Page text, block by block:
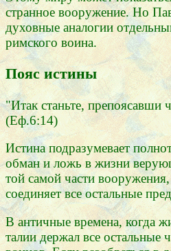
странное вооружение. Но
духовные аналогии
римского воина.
Пояс истины
"Итак станьте, препоясавши
(Еф.6:14)
Истина подразумевает
обман и ложь в жизни
той самой части вооружения,
соединяет все остальные
В античные времена, когда
талии держал все остальные